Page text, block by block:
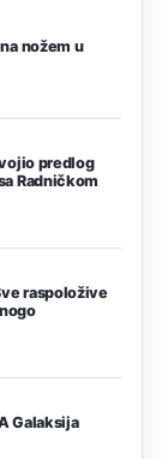
nožem u
predlog
Radničkom
raspoložive
Galaksija